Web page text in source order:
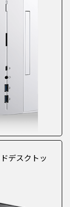
デスクトッ